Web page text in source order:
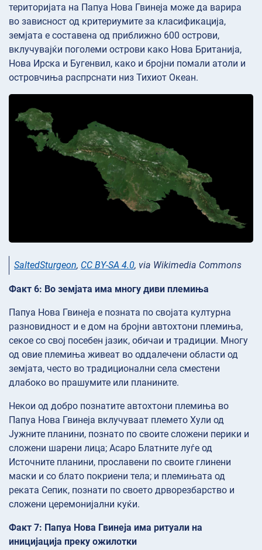
територијата на Папуа Нова Гвинеја може да варира
во зависност од критериумите за класификација,
земјата е составена од приближно 600 острови,
вклучувајќи поголеми острови како Нова Британија,
Нова Ирска и Бугенвил, како и бројни помали атоли и
островчиња распрснати низ Тихиот Океан.
SaltedSturgeon, CC BY-SA 4.0, via Wikimedia Commons
Факт 6: Во земјата има многу диви племиња
Папуа Нова Гвинеја е позната по својата културна
разновидност и е дом на бројни автохтони племиња,
секое со свој посебен јазик, обичаи и традиции. Многу
од овие племиња живеат во оддалечени области од
земјата, често во традиционални села сместени
длабоко во прашумите или планините.
Некои од добро познатите автохтони племиња во
Папуа Нова Гвинеја вклучуваат племето Хули од
Јужните планини, познато по своите сложени перики и
сложени шарени лица; Асаро Блатните луѓе од
Источните планини, прославени по своите глинени
маски и со блато покриени тела; и племињата од
реката Сепик, познати по своето дрворезбарство и
сложени церемонијални куќи.
Факт 7: Папуа Нова Гвинеја има ритуали на
иницијација преку ожилотки